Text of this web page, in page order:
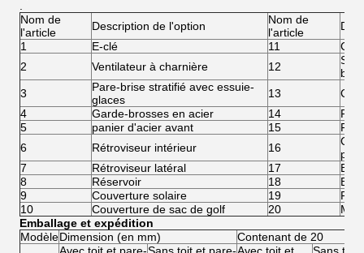
Nom de
l'article
Description de l'option
Nom de
l'article
1
E-clé 11
2
Ventilateur à charnière 12
3
Pare-brise stratifié avec essuie-
glaces
13
4
Garde-brosses en acier 14
5
panier d'acier avant 15
6
Rétroviseur intérieur 16
7
Rétroviseur latéral 17
8
Réservoir 18
9
Couverture solaire 19
10
Couverture de sac de golf 20
Emballage et expédition
ModèleDimension (en mm)
Contenant de 20